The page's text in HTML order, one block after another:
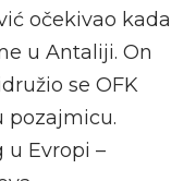
očekivao kada
u Antaliji. On
se OFK
pozajmicu.
u Evropi –